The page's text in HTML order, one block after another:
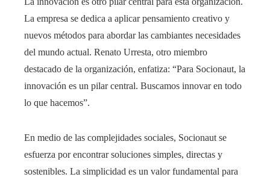
La empresa se dedica a aplicar pensamiento creativo y
nuevos métodos para abordar las cambiantes necesidades
del mundo actual. Renato Urresta, otro miembro
destacado de la organización, enfatiza: “Para Socionaut, la
innovación es un pilar central. Buscamos innovar en todo
lo que hacemos”.
En medio de las complejidades sociales, Socionaut se
esfuerza por encontrar soluciones simples, directas y
sostenibles. La simplicidad es un valor fundamental para